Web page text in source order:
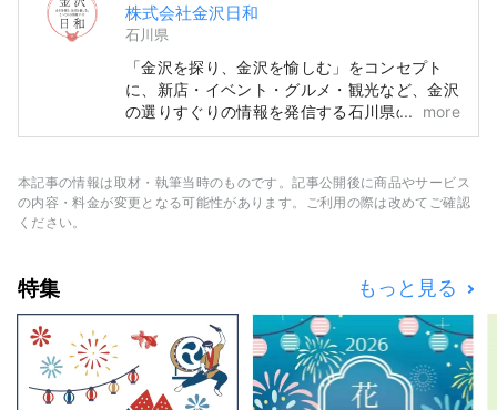
株式会社金沢日和
石川県
「金沢を探り、金沢を愉しむ」をコンセプト
に、新店・イベント・グルメ・観光など、金沢
の選りすぐりの情報を発信する石川県の地域情
報サイトです。「SmartNews」や「gooニュ
湾・香港・タイ・ベトナムなどの海外メディア
と連携して石川県の魅力を広く伝えています。
more
本記事の情報は取材・執筆当時のものです。記事公開後に商品やサービス
の内容・料金が変更となる可能性があります。ご利用の際は改めてご確認
ください。
特集 もっと見る